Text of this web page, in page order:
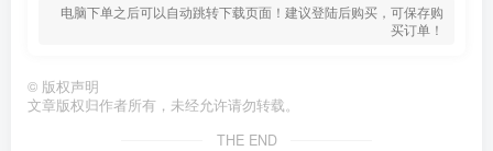
电脑下单之后可以自动跳转下载页面！建议登陆后购买，可保存购
买订单！
© 版权声明
文章版权归作者所有，未经允许请勿转载。
THE END